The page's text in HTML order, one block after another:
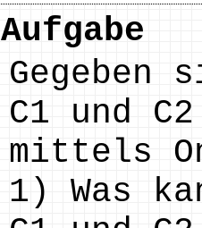
Aufgabe
Gegeben
C1 und
mittels
1) Was